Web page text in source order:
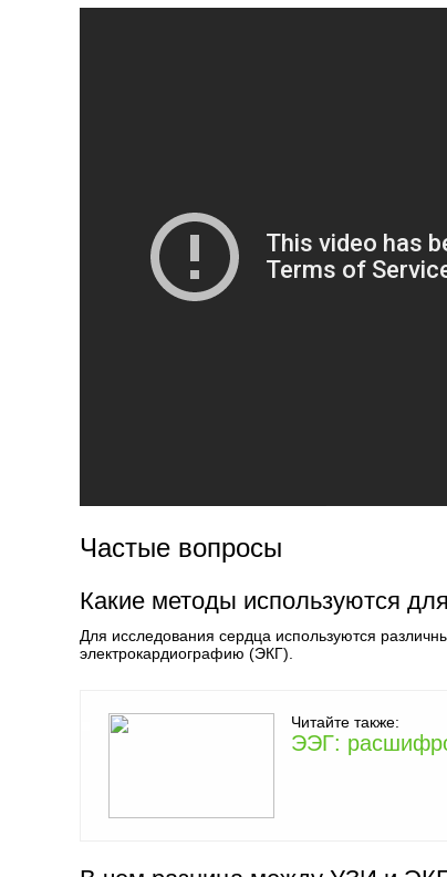
Частые вопросы
Какие методы используются
Для исследования сердца используются
электрокардиографию (ЭКГ).
Читайте также:
ЭЭГ: